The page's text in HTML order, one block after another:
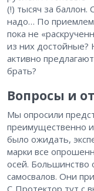
(!) тысяч за баллон.
надо… По
пока не
из них достойные?
активно
брать?
Вопросы и
Мы опросили
преимущественно
было ожидать,
марки все
осей. Большинство
самосвалов. Они